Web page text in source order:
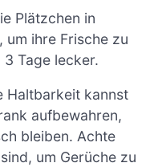
Plätzchen in
um ihre Frische zu
Tage lecker.
Haltbarkeit kannst
aufbewahren,
bleiben. Achte
um Gerüche zu